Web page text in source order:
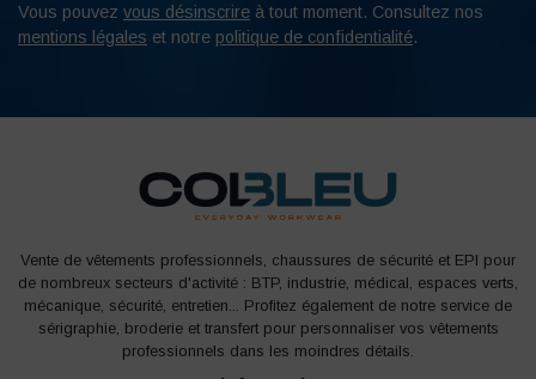
Vous pouvez vous désinscrire à tout moment. Consultez nos
mentions légales et notre politique de confidentialité.
Vente de vêtements professionnels, chaussures de sécurité et EPI pour
de nombreux secteurs d'activité : BTP, industrie, médical, espaces verts,
mécanique, sécurité, entretien... Profitez également de notre service de
sérigraphie, broderie et transfert pour personnaliser vos vêtements
professionnels dans les moindres détails.